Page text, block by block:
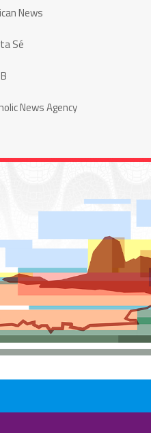
News
Sé
News Agency